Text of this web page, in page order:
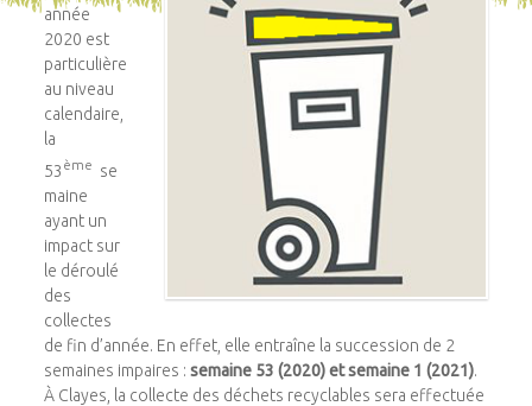
année
2020 est
particulière
au niveau
calendaire,
la
53 ème
se
maine
ayant un
impact sur
le déroulé
des
collectes
de fin d’année. En effet, elle entraîne la succession de 2
semaines impaires :semaine 53 (2020) et semaine 1 (2021).
À Clayes, la collecte des déchets recyclables sera effectuée